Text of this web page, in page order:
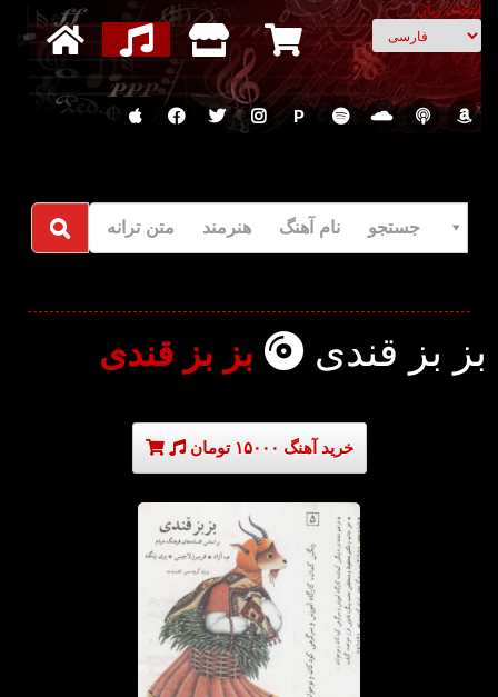
انتخاب زبان
P
جستجو نام آهنگ هنرمند متن ترانه
بز بز قندی بز بز قندی
خرید آهنگ ۱۵۰۰۰ تومان